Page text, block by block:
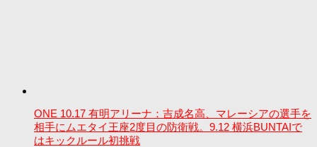
ONE 10.17 有明アリーナ：吉成名高、マレーシアの選手を
相手にムエタイ王座2度目の防衛戦。9.12 横浜BUNTAIで
はキックルール初挑戦